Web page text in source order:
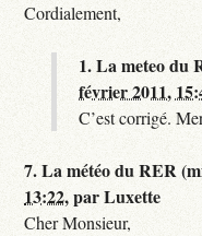
Cordialement,
1.La meteo du
février 2011,
C’est corrigé.
7.La météo du RER
13:22,parLuxette
Cher Monsieur,